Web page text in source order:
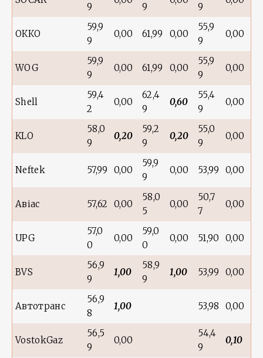
9
9
9
ОККО
59,9
9
0,00 61,99 0,00
55,9
9
0,00
WOG
59,9
9
0,00 61,99 0,00
55,9
9
0,00
Shell
59,4
2
0,00
62,4
9
0,60
55,4
9
0,00
KLO
58,0
9
0,20
59,2
9
0,20
55,0
9
0,00
Neftek 57,99 0,00
59,9
9
0,00 53,99 0,00
Авіас 57,62 0,00
58,0
5
0,00
50,7
7
0,00
UPG
57,0
0
0,00
59,0
0
0,00 51,90 0,00
BVS
56,9
9
1,00
58,9
9
1,00 53,99 0,00
Автотранс
56,9
8
1,00 53,98 0,00
VostokGaz
56,5
9
0,00
54,4
9
0,10